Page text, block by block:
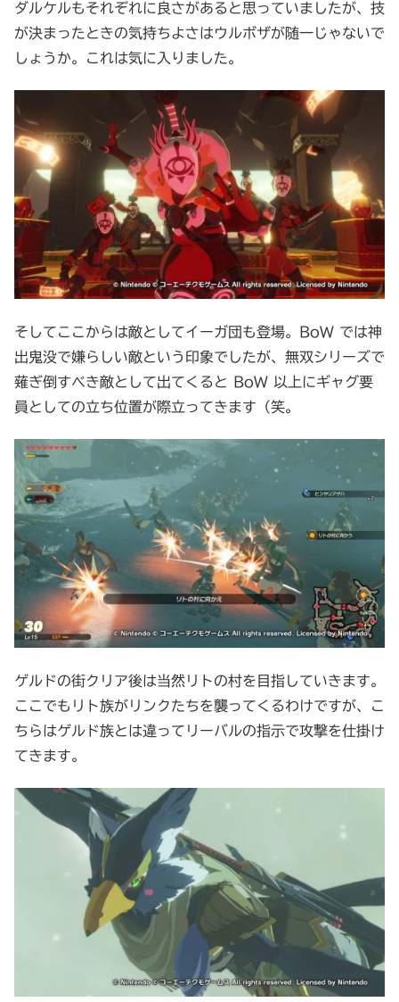
ダルケルもそれぞれに良さがあると思っていましたが、技
が決まったときの気持ちよさはウルボザが随一じゃないで
しょうか。これは気に入りました。
そしてここからは敵としてイーガ団も登場。BoW では神
出鬼没で嫌らしい敵という印象でしたが、無双シリーズで
薙ぎ倒すべき敵として出てくると BoW 以上にギャグ要
員としての立ち位置が際立ってきます（笑。
ゲルドの街クリア後は当然リトの村を目指していきます。
ここでもリト族がリンクたちを襲ってくるわけですが、こ
ちらはゲルド族とは違ってリーバルの指示で攻撃を仕掛け
てきます。